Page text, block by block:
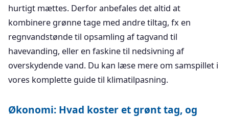
hurtigt mættes. Derfor anbefales det altid at
kombinere grønne tage med andre tiltag, fx en
regnvandstønde til opsamling af tagvand til
havevanding, eller en faskine til nedsivning af
overskydende vand. Du kan læse mere om samspillet i
vores komplette guide til klimatilpasning.
Økonomi: Hvad koster et grønt tag, og